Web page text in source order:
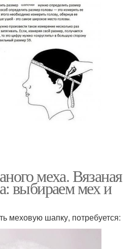
меха. Вязаная
выбираем мех и
меховую шапку, потребуется: